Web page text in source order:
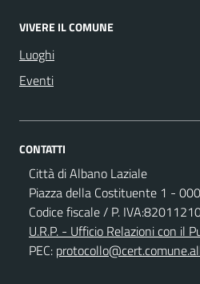
VIVERE IL COMUNE
Luoghi
Eventi
CONTATTI
Città di Albano Laziale
Piazza della Costituente 1 -
Codice fiscale / P.
U.R.P. - Ufficio Relazioni con il
PEC: